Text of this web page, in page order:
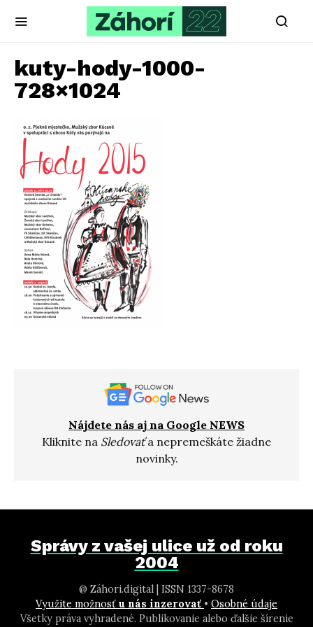
kuty-hody-1000-
728×1024
Nájdete nás aj na Google NEWS
Kliknite na Sledovaťa nepremeškáte žiadne
novinky.
Správy z vašej ulice už od roku
2004
@ Záhori.digital | ISSN 1337-8678
Využite možnosť u nás inzerovať • Osobné údaje
Všetky práva vyhradené. Publikovanie alebo ďalšie šírenie